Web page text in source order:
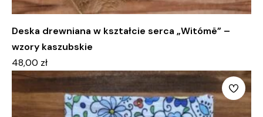
Deska drewniana w kształcie serca „Witómë” –
wzory kaszubskie
48,00 zł